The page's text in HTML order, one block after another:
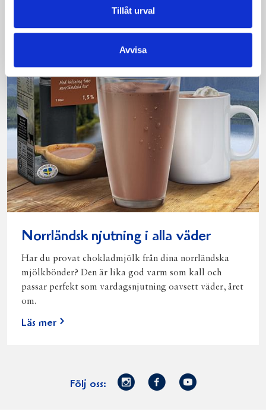
Tillåt urval
Avvisa
Norrländsk njutning i alla väder
Har du provat chokladmjölk från dina norrländska
mjölkbönder? Den är lika god varm som kall och
passar perfekt som vardagsnjutning oavsett väder, året
om.
Läs mer
Följ oss:
Norrmejerier
Facebook
Youtube